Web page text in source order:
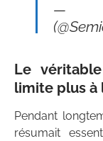
—
Le
limite plus à
Pendant
résumait